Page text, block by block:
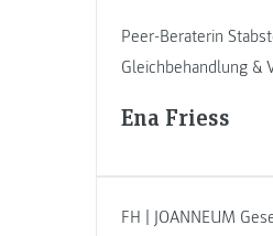
Peer-Beraterin
Gleichbehandlung &
Ena Friess
FH | JOANNEUM